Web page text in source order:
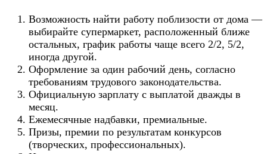
Возможность найти работу поблизости от дома —
выбирайте супермаркет, расположенный ближе
остальных, график работы чаще всего 2/2, 5/2,
иногда другой.
Оформление за один рабочий день, согласно
требованиям трудового законодательства.
Официальную зарплату с выплатой дважды в
месяц.
Ежемесячные надбавки, премиальные.
Призы, премии по результатам конкурсов
(творческих, профессиональных).